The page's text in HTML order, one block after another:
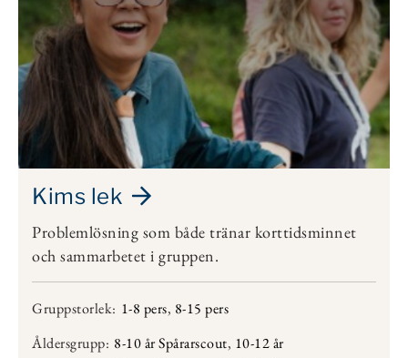
Kims lek
Problemlösning som både tränar korttidsminnet
och sammarbetet i gruppen.
Gruppstorlek: 1-8 pers, 8-15 pers
Åldersgrupp: 8-10 år Spårarscout, 10-12 år